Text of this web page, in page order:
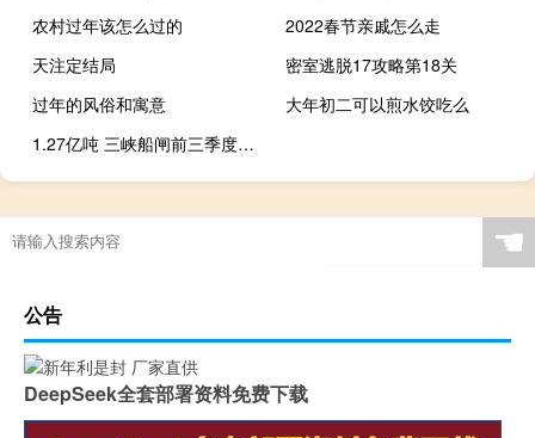
农村过年该怎么过的
2022春节亲戚怎么走
天注定结局
密室逃脱17攻略第18关
过年的风俗和寓意
大年初二可以煎水饺吃么
1.27亿吨 三峡船闸前三季度货运量再创历史新高
☚
公告
DeepSeek全套部署资料免费下载